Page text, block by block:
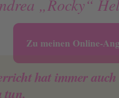
„Rocky“
Zu meinen Online-
hat immer
tun.